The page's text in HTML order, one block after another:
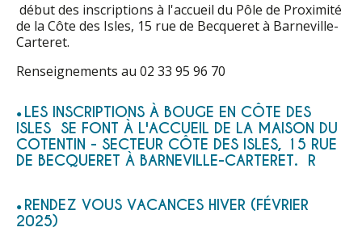
début des inscriptions à l'accueil du Pôle de Proximité
de la Côte des Isles, 15 rue de Becqueret à Barneville-
Carteret.
Renseignements au 02 33 95 96 70
LES INSCRIPTIONS À BOUGE EN CÔTE DES
ISLES SE FONT À L'ACCUEIL DE LA MAISON DU
COTENTIN - SECTEUR CÔTE DES ISLES, 15 RUE
DE BECQUERET À BARNEVILLE-CARTERET. R
RENDEZ VOUS VACANCES HIVER (FÉVRIER
2025)